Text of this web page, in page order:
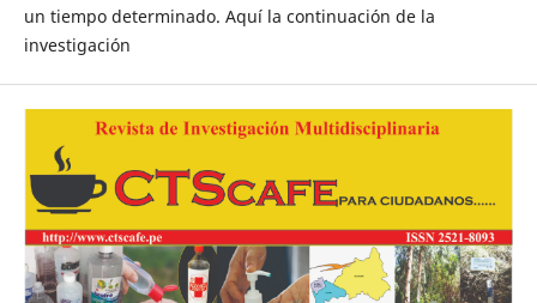
un tiempo determinado. Aquí la continuación de la
investigación